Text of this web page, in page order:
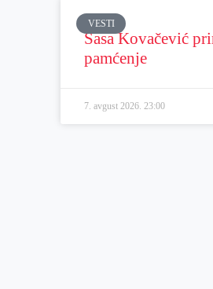
VESTI
Sasa Kovačević
pamćenje
7. avgust 2026.23:00